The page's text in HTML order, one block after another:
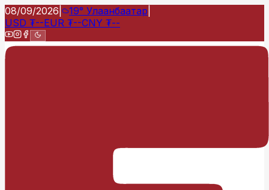
08/09/2026 19° Улаанбаатар
USD ₮--EUR ₮--CNY ₮--